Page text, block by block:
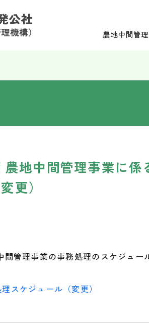
農地中間管
農地中間管理事業に係
更）
間管理事業の事務処理のスケジュー
スケジュール（変更）